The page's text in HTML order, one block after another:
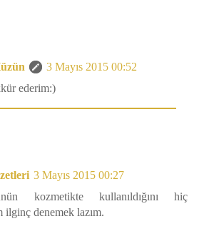
3 Mayıs 2015 00:52
ederim:)
3 Mayıs 2015 00:27
kozmetikte kullanıldığını hiç
denemek lazım.